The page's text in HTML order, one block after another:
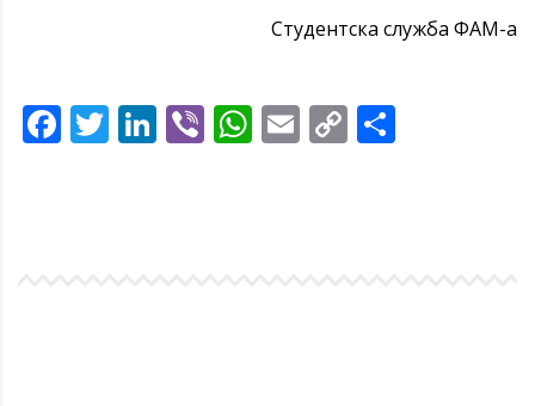
Студентска служба ФАМ-а
Facebook
Twitter
LinkedIn
ViberWhatsApp
Email
Copy